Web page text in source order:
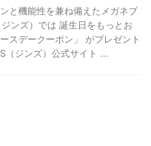
と機能性を兼ね備えたメガネブ
ンズ）では 誕生日をもっとお
スデークーポン」 がプレゼント
（ジンズ）公式サイト ...